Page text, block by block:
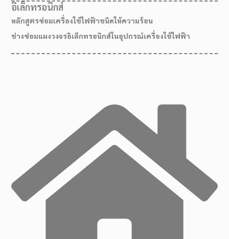
อิเล็กทรอนิกส์
หลักสูตรซ่อมเครื่องใช้ไฟฟ้าชนิดให้ความร้อน
ช่างซ่อมแผงวงจรอิเล็กทรอนิกส์ในอุปกรณ์เครื่องใช้ไฟฟ้า